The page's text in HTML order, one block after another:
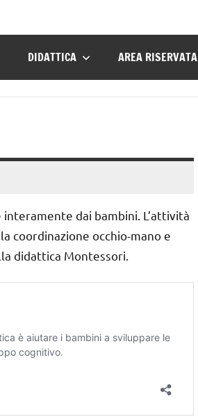
DIDATTICA AREA RISERVATA
dai bambini. L’attività
coordinazione occhio-mano e
didattica Montessori.